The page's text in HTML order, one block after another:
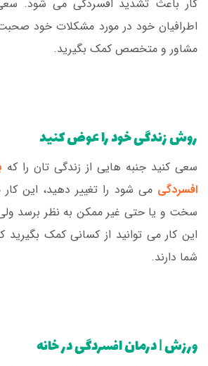
کار باعث تشدید افسردگی می شود.
اطرافیان خود در مورد مشکلات خود صحبت
مشاور و متخصص کمک بگیرید.
روش زندگی خود را عوض کنید
سعی کنید جنبه هایی از زندگی تان را که
افسردگی می شود را تغییر دهید، این
سخت و یا حتی غیر ممکن به نظر برسد
این کار می توانید از کسانی کمک بگیرید
شما دارند.
ورزش | درمان افسردگی در خانه